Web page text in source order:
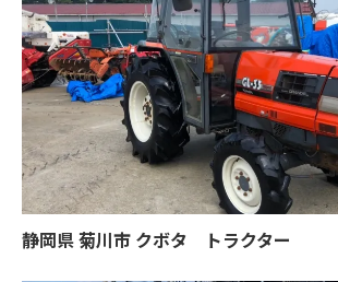
静岡県 菊川市 クボタ トラクター